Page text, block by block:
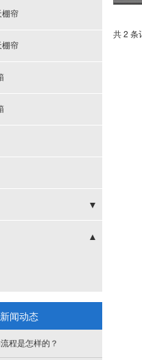
共 2 条
棚帘
棚帘
帘
新闻动态
程是怎样的？